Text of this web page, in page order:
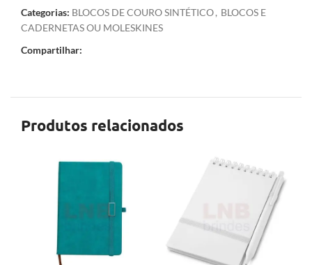
Categorias: BLOCOS DE COURO SINTÉTICO, BLOCOS E
CADERNETAS OU MOLESKINES
Compartilhar:
Produtos relacionados